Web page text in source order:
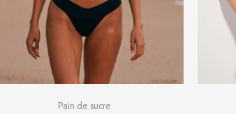
Pain de sucre